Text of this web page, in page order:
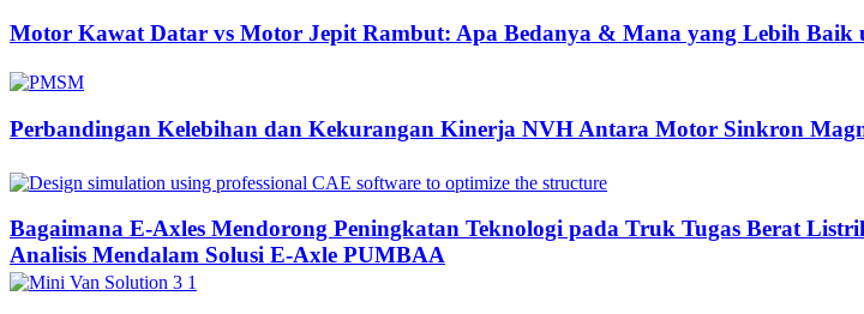
Motor Kawat Datar vs Motor Jepit Rambut: Apa Bedanya & Mana yang Lebih
Perbandingan Kelebihan dan Kekurangan Kinerja NVH Antara Motor Sinkron
Bagaimana E-Axles Mendorong Peningkatan Teknologi pada Truk Tugas Berat
Analisis Mendalam Solusi E-Axle PUMBAA